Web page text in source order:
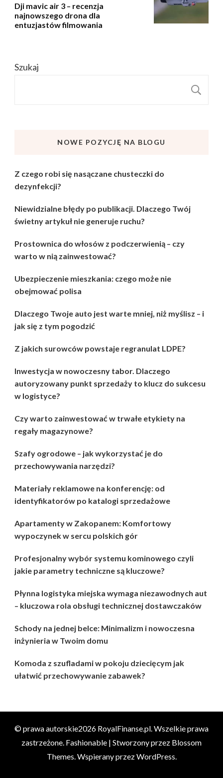
Dji mavic air 3 – recenzja
najnowszego drona dla
entuzjastów filmowania
Szukaj
NOWE POZYCJĘ NA BLOGU
Z czego robi się nasączane chusteczki do
dezynfekcji?
Niewidzialne błędy po publikacji. Dlaczego Twój
świetny artykuł nie generuje ruchu?
Prostownica do włosów z podczerwienią – czy
warto w nią zainwestować?
Ubezpieczenie mieszkania: czego może nie
obejmować polisa
Dlaczego Twoje auto jest warte mniej, niż myślisz – i
jak się z tym pogodzić
Z jakich surowców powstaje regranulat LDPE?
Inwestycja w nowoczesny tabor. Dlaczego
autoryzowany punkt sprzedaży to klucz do sukcesu
w logistyce?
Czy warto zainwestować w trwałe etykiety na
regały magazynowe?
Szafy ogrodowe – jak wykorzystać je do
przechowywania narzędzi?
Materiały reklamowe na konferencję: od
identyfikatorów po katalogi sprzedażowe
Apartamenty w Zakopanem: Komfortowy
wypoczynek w sercu polskich gór
Profesjonalny wybór systemu kominowego czyli
jakie parametry techniczne są kluczowe?
Płynna logistyka miejska wymaga niezawodnych aut
– kluczowa rola obsługi technicznej dostawczaków
Schody na jednej belce: Minimalizm i nowoczesna
inżynieria w Twoim domu
Komoda z szufladami w pokoju dziecięcym jak
ułatwić przechowywanie zabawek?
© prawa autorskie2026 RoyalFinanse.pl . Wszelkie prawa
zastrzeżone. Fashionable | Stworzony przez Blossom
Themes . Wspierany przezWordPress